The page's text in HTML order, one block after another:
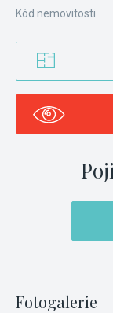
Kód nemovitosti
Fotogalerie